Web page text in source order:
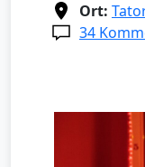
Ort:
34